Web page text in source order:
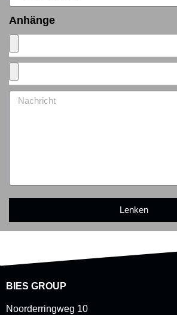
Anhänge
Lenken
BIES GROUP
Noorderringweg 10